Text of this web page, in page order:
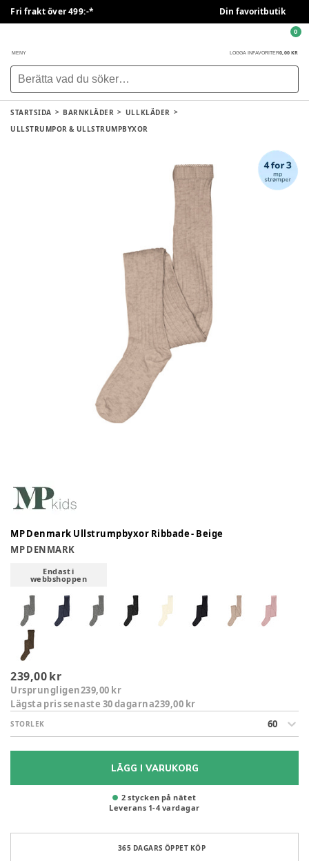
Fri frakt över 499:-* Din favoritbutik
MENY LOGGA IN FAVORITER0,00 KR
0
STARTSIDA BARNKLÄDER
ULLKLÄDER
ULLSTRUMPOR & ULLSTRUMPBYXOR
MP Denmark Ullstrumpbyxor Ribbade - Beige
MP DENMARK
Endast i
webbshoppen
239,00 kr
Ursprungligen239,00 kr
Lägsta pris senaste 30 dagarna239,00 kr
STORLEK 60
LÄGG I VARUKORG
2 stycken på nätet
Leverans 1-4 vardagar
365 DAGARS ÖPPET KÖP